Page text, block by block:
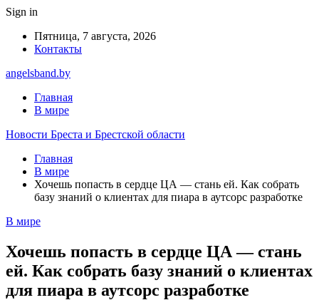
Sign in
Пятница, 7 августа, 2026
Контакты
angelsband.by
Главная
В мире
Новости Бреста и Брестской области
Главная
В мире
Хочешь попасть в сердце ЦА — стань ей. Как собрать
базу знаний о клиентах для пиара в аутсорс разработке
В мире
Хочешь попасть в сердце ЦА — стань
ей. Как собрать базу знаний о клиентах
для пиара в аутсорс разработке